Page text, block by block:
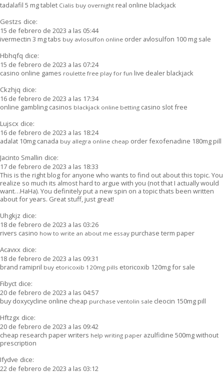
tadalafil 5 mg tablet Cialis buy overnight real online blackjack
Gestzs dice:
15 de febrero de 2023 a las 05:44
ivermectin 3 mg tabs buy avlosulfon online order avlosulfon 100 mg sale
Hbhqfq dice:
15 de febrero de 2023 a las 07:24
casino online games roulette free play for fun live dealer blackjack
Ckzhjq dice:
16 de febrero de 2023 a las 17:34
online gambling casinos blackjack online betting casino slot free
Lujscx dice:
16 de febrero de 2023 a las 18:24
adalat 10mg canada buy allegra online cheap order fexofenadine 180mg pill
Jacinto Smallin dice:
17 de febrero de 2023 a las 18:33
This is the right blog for anyone who wants to find out about this topic. You
realize so much its almost hard to argue with you (not that I actually would
want…HaHa). You definitely put a new spin on a topic thats been written
about for years. Great stuff, just great!
Uhgkjz dice:
18 de febrero de 2023 a las 03:26
rivers casino how to write an about me essay purchase term paper
Acavxx dice:
18 de febrero de 2023 a las 09:31
brand ramipril buy etoricoxib 120mg pills etoricoxib 120mg for sale
Fibyct dice:
20 de febrero de 2023 a las 04:57
buy doxycycline online cheap purchase ventolin sale cleocin 150mg pill
Hftzgx dice:
20 de febrero de 2023 a las 09:42
cheap research paper writers help writing paper azulfidine 500mg without
prescription
Ifydve dice:
22 de febrero de 2023 a las 03:12